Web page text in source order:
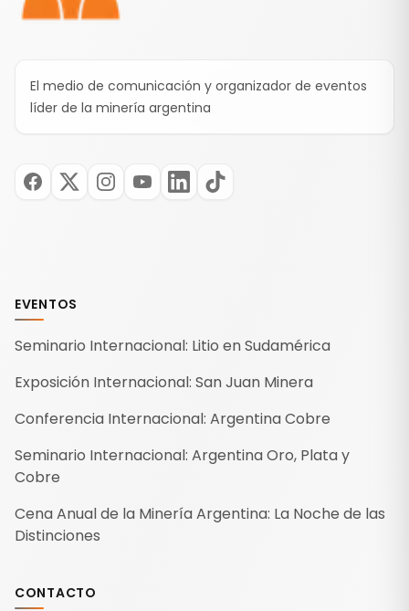
El medio de comunicación y organizador de eventos
líder de la minería argentina
EVENTOS
Seminario Internacional: Litio en Sudamérica
Exposición Internacional: San Juan Minera
Conferencia Internacional: Argentina Cobre
Seminario Internacional: Argentina Oro, Plata y
Cobre
Cena Anual de la Minería Argentina: La Noche de las
Distinciones
CONTACTO